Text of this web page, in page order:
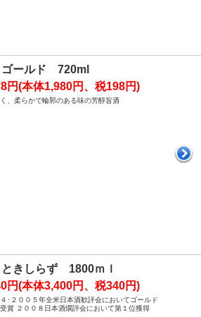
ールド 720ml
円(本体1,980円、税198円)
、柔らかで輪郭のある味の芳醇旨酒
きしらず 1800ｍｌ
円(本体3,400円、税340円)
･２００５年全米日本酒歓評会においてゴールド
賞 ２００８日本酒燗評会において第１位獲得